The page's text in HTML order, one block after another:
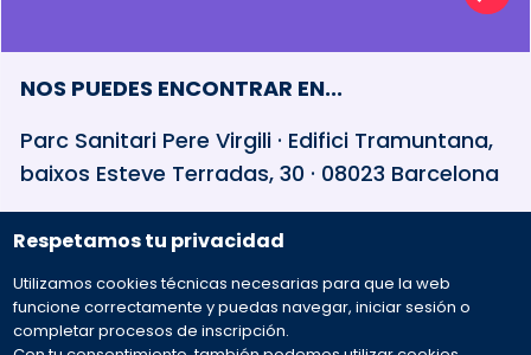
Respetamos tu privacidad
Utilizamos cookies técnicas necesarias para que la web
funcione correctamente y puedas navegar, iniciar sesión o
completar procesos de inscripción.
NOS PUEDES ENCONTRAR EN...
Parc Sanitari Pere Virgili · Edifici Tramuntana,
baixos Esteve Terradas, 30 · 08023 Barcelona
932 594 381
Preguntas frecuentes